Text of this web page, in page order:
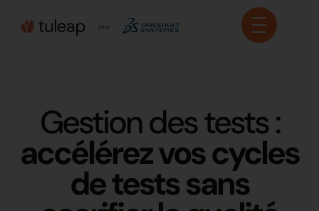
Gestion des tests :
accélérez vos cycles
de tests sans